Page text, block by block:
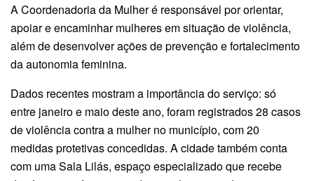
A Coordenadoria da Mulher é responsável por orientar,
apoiar e encaminhar mulheres em situação de violência,
além de desenvolver ações de prevenção e fortalecimento
da autonomia feminina.
Dados recentes mostram a importância do serviço: só
entre janeiro e maio deste ano, foram registrados 28 casos
de violência contra a mulher no município, com 20
medidas protetivas concedidas. A cidade também conta
com uma Sala Lilás, espaço especializado que recebe